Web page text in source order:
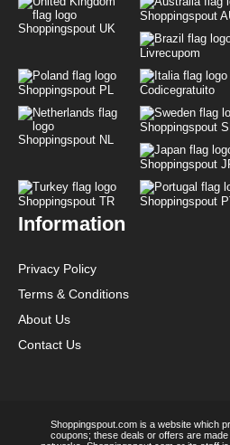
Shoppingspout UK
Shoppingspout
Livrecupom
Shoppingspout PL Codicegratuito
Shoppingspout NL
Shoppingspout
Shoppingspout
Shoppingspout TR Shoppingspout
Information
Privacy Policy
Terms & Conditions
About Us
Contact Us
Shoppingspout.com is a website which
coupons; these deals or offers are